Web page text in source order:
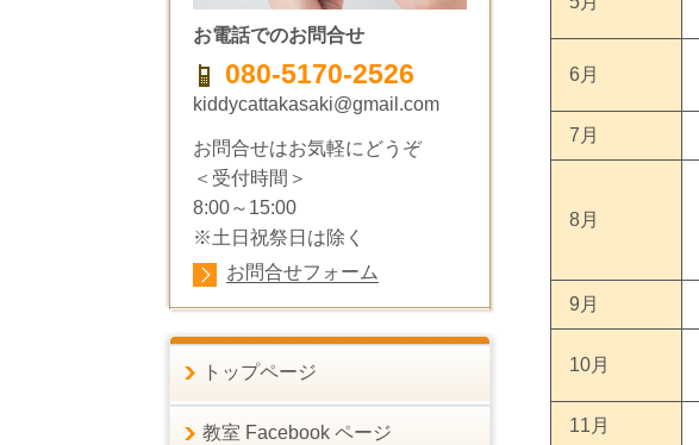
6月
7月
8月
9月
10月
11月
お電話でのお問合せ
080-5170-2526
kiddycattakasaki@gmail.com
お問合せはお気軽にどうぞ
＜受付時間＞
8:00～15:00
※土日祝祭日は除く
お問合せフォーム
トップページ
教室 Facebook ページ